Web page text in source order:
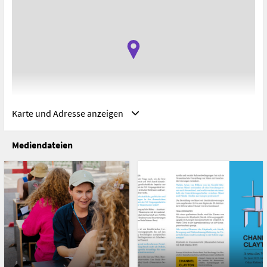
Adresse
Universität für angewandte Kunst in Wien, Wien,
Österreich
Oskar-Kokoschka-Platz 2
1010 Wien
Österreich
Karte und Adresse anzeigen
Mediendateien